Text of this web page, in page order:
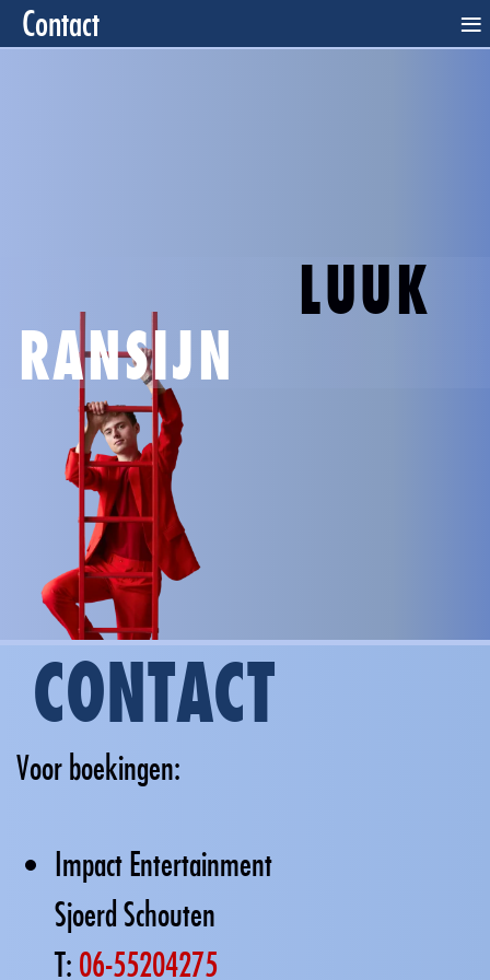
LUUK
RANSIJN
CONTACT
Voor boekingen:
Impact Entertainment
Sjoerd Schouten
T: 06-55204275
Contact ≡